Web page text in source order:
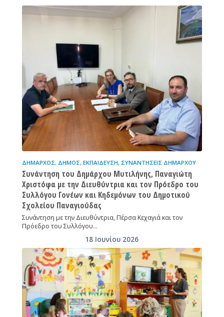
ΔΉΜΑΡΧΟΣ, ΔΉΜΟΣ, ΕΚΠΑΊΔΕΥΣΗ, ΣΥΝΑΝΤΉΣΕΙΣ ΔΗΜΆΡΧΟΥ
Συνάντηση του Δημάρχου Μυτιλήνης, Παναγιώτη
Χριστόφα με την Διευθύντρια και τον Πρόεδρο του
Συλλόγου Γονέων και Κηδεμόνων του Δημοτικού
Σχολείου Παναγιούδας
Συνάντηση με την Διευθύντρια, Πέρσα Κεχαγιά και τον
Πρόεδρο του Συλλόγου…
18 Ιουνίου 2026